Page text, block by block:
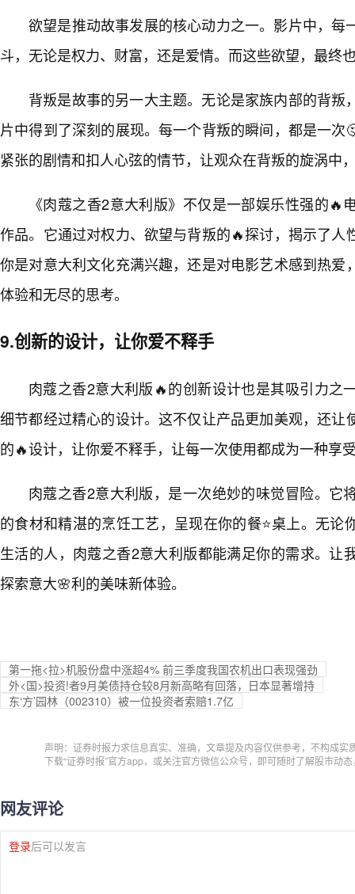
欲望是推动故事发展的核心动力之一。影片中，每
斗，无论是权力、财富，还是爱情。而这些欲望，最终
背叛是故事的另一大主题。无论是家族内部的背叛
片中得到了深刻的展现。每一个背叛的瞬间，都是一次
紧张的剧情和扣人心弦的情节，让观众在背叛的旋涡中
《肉蔻之香2意大利版》不仅是一部娱乐性强的🔥
作品。它通过对权力、欲望与背叛的🔥探讨，揭示了人
你是对意大利文化充满兴趣，还是对电影艺术感到热爱
体验和无尽的思考。
9.创新的设计，让你爱不释手
肉蔻之香2意大利版🔥的创新设计也是其吸引力之
细节都经过精心的设计。这不仅让产品更加美观，还让
的🔥设计，让你爱不释手，让每一次使用都成为一种享
肉蔻之香2意大利版，是一次绝妙的味觉冒险。它
的食材和精湛的烹饪工艺，呈现在你的餐⭐桌上。无论
生活的人，肉蔻之香2意大利版都能满足你的需求。让
探索意大🌸利的美味新体验。
第一拖<拉>机股份盘中涨超4% 前三季度我国农机出口表现强劲
外<国>投资!者9月美债持仓较8月新高略有回落，日本显著增持
东‘方’园林（002310）被一位投资者索赔1.7亿
声明：证券时报力求信息真实、准确，文章提及内容仅供参考，不构成实
下载“证券时报”官方app，或关注官方微信公众号，即可随时了解股市动
网友评论
登录后可以发言